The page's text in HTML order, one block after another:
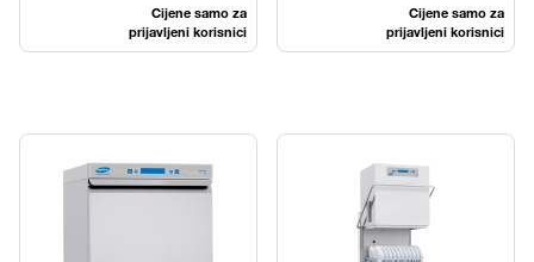
Cijene samo za
prijavljeni korisnici
Cijene samo za
prijavljeni korisnici